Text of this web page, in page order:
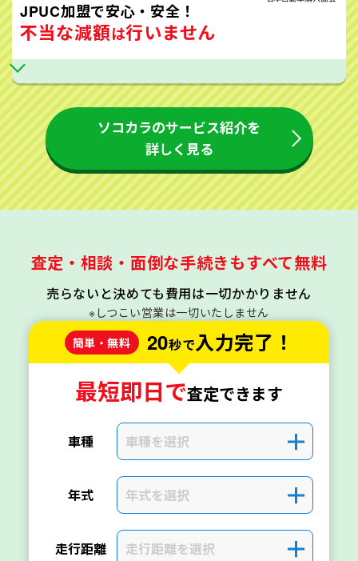
JPUC加盟で安心・安全！
不当な減額は行いません
ソコカラのサービス紹介を
詳しく見る
査定・相談・面倒な手続きもすべて無料
売らないと決めても費用は一切かかりません
※しつこい営業は一切いたしません
簡単・無料
20秒で入力完了！
最短即日で査定できます
車種 車種を選択 ＋
年式 年式を選択 ＋
走行距離 走行距離を選択 ＋